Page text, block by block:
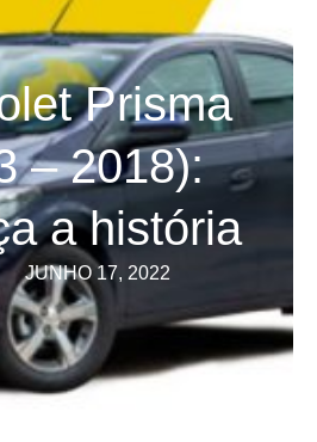
Prisma
– 2018):
a história
JUNHO 17, 2022